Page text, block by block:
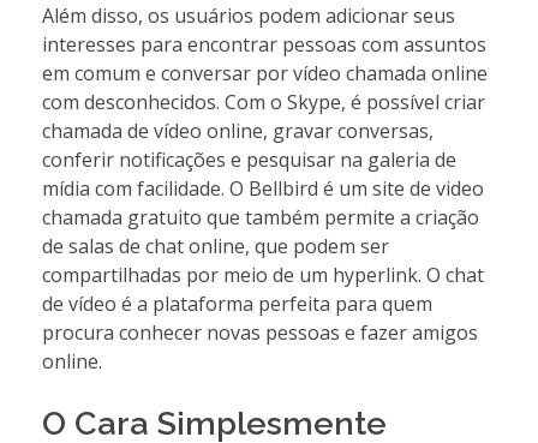
Além disso, os usuários podem adicionar seus
interesses para encontrar pessoas com assuntos
em comum e conversar por vídeo chamada online
com desconhecidos. Com o Skype, é possível criar
chamada de vídeo online, gravar conversas,
conferir notificações e pesquisar na galeria de
mídia com facilidade. O Bellbird é um site de video
chamada gratuito que também permite a criação
de salas de chat online, que podem ser
compartilhadas por meio de um hyperlink. O chat
de vídeo é a plataforma perfeita para quem
procura conhecer novas pessoas e fazer amigos
online.
O Cara Simplesmente